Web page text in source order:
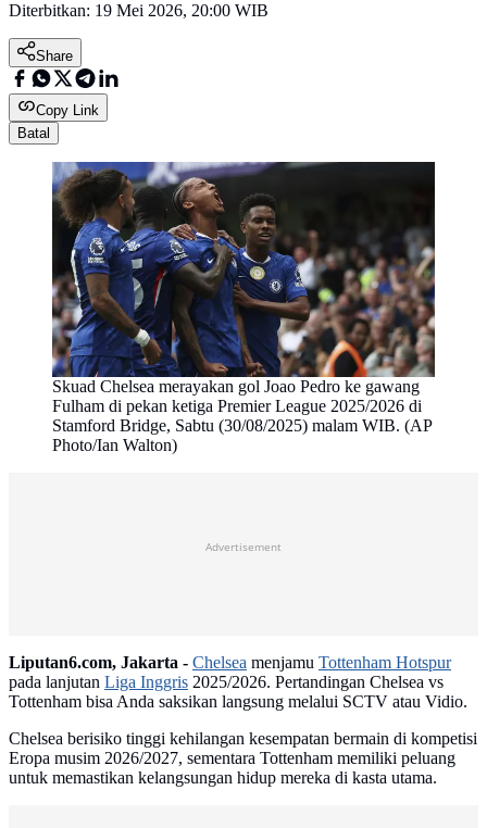
Diterbitkan: 19 Mei 2026, 20:00 WIB
Share
Copy Link
Batal
Skuad Chelsea merayakan gol Joao Pedro ke gawang
Fulham di pekan ketiga Premier League 2025/2026 di
Stamford Bridge, Sabtu (30/08/2025) malam WIB. (AP
Photo/Ian Walton)
Advertisement
Liputan6.com, Jakarta - Chelsea menjamu Tottenham Hotspur
pada lanjutan Liga Inggris 2025/2026. Pertandingan Chelsea vs
Tottenham bisa Anda saksikan langsung melalui SCTV atau Vidio.
Chelsea berisiko tinggi kehilangan kesempatan bermain di kompetisi
Eropa musim 2026/2027, sementara Tottenham memiliki peluang
untuk memastikan kelangsungan hidup mereka di kasta utama.